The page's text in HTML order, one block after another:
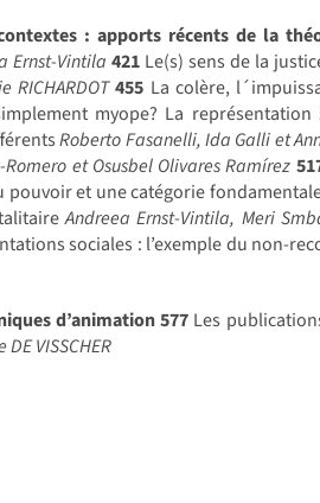
: apports récents de la
Ernst-Vintila 421Le(s) sens de la
RICHARDOT 455 La colère,
myope? La
Roberto Fasanelli, Ida Galli et
et Osusbel Olivares Ramírez
et une catégorie
Andreea Ernst-Vintila, Meri
sociales : l’exemple du non-
d’animation577 Les
DE VISSCHER